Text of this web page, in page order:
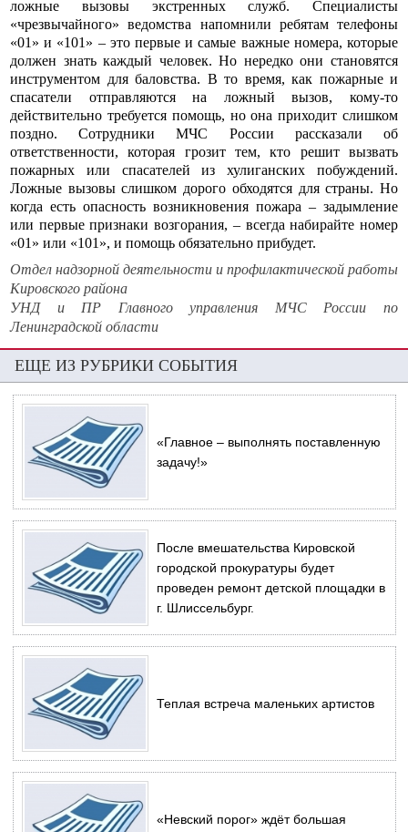
ложные вызовы экстренных служб. Специалисты
«чрезвычайного» ведомства напомнили ребятам телефоны
«01» и «101» – это первые и самые важные номера, которые
должен знать каждый человек. Но нередко они становятся
инструментом для баловства. В то время, как пожарные и
спасатели отправляются на ложный вызов, кому-то
действительно требуется помощь, но она приходит слишком
поздно. Сотрудники МЧС России рассказали об
ответственности, которая грозит тем, кто решит вызвать
пожарных или спасателей из хулиганских побуждений.
Ложные вызовы слишком дорого обходятся для страны. Но
когда есть опасность возникновения пожара – задымление
или первые признаки возгорания, – всегда набирайте номер
«01» или «101», и помощь обязательно прибудет.
Отдел надзорной деятельности и профилактической работы
Кировского района
УНД и ПР Главного управления МЧС России по
Ленинградской области
ЕЩЕ ИЗ РУБРИКИ СОБЫТИЯ
«Главное – выполнять поставленную
задачу!»
После вмешательства Кировской
городской прокуратуры будет
проведен ремонт детской площадки в
г. Шлиссельбург.
Теплая встреча маленьких артистов
«Невский порог» ждёт большая